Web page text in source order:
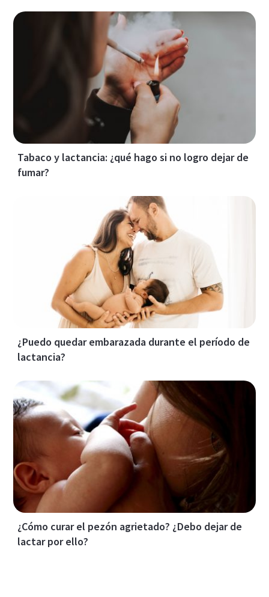
Tabaco y lactancia: ¿qué hago si no logro dejar de
fumar?
¿Puedo quedar embarazada durante el período de
lactancia?
¿Cómo curar el pezón agrietado? ¿Debo dejar de
lactar por ello?